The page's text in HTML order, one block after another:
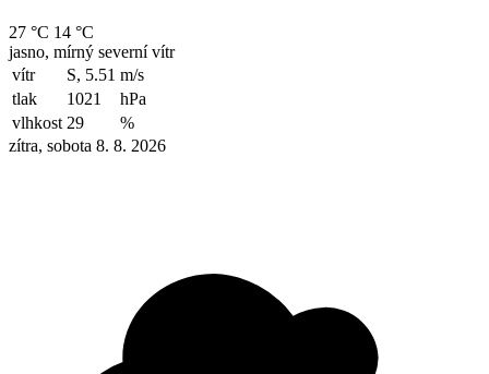
27 °C 14 °C
jasno, mírný severní vítr
vítr
S, 5.51 m/s
tlak
1021
hPa
vlhkost 29
%
zítra, sobota 8. 8. 2026